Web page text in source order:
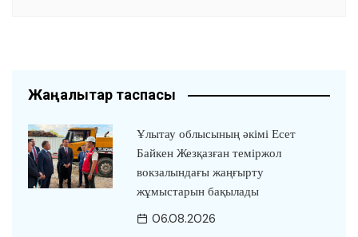
Жаңалықтар таспасы
Ұлытау облысының әкімі Есет
Байкен Жезқазған теміржол
вокзалындағы жаңғырту
жұмыстарын бақылады
06.08.2026